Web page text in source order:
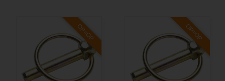
OP=OP OP=OP